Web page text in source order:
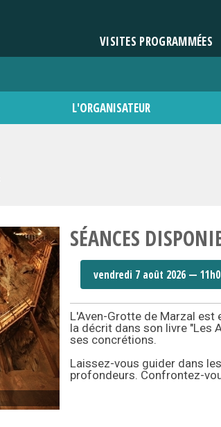
VISITES PROGRAMMÉES
L'ORGANISATEUR
SÉANCES
L'Aven-Grotte de Marzal est
la décrit dans son livre "Les
ses concrétions.
Laissez-vous guider dans
profondeurs. Confrontez-